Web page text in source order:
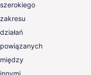
szerokiego
zakresu
działań
powiązanych
między